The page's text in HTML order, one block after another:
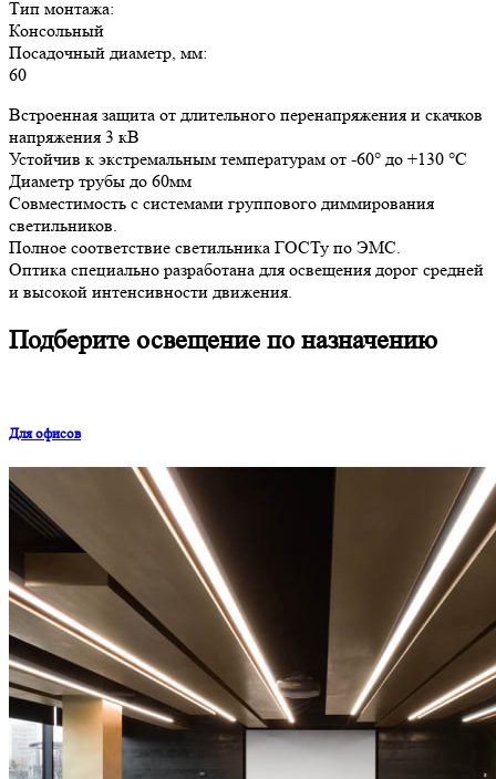
Тип монтажа:
Консольный
Посадочный диаметр, мм:
60
Встроенная защита от длительного перенапряжения и скачков
напряжения 3 кВ
Устойчив к экстремальным температурам от -60° до +130 °С
Диаметр трубы до 60мм
Совместимость с системами группового диммирования
светильников.
Полное соответствие светильника ГОСТу по ЭМС.
Оптика специально разработана для освещения дорог средней
и высокой интенсивности движения.
Подберите освещение по назначению
Для офисов